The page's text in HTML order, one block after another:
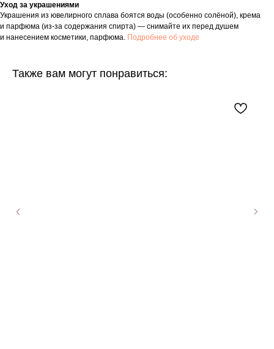
Уход за украшениями
Украшения из ювелирного сплава боятся воды (особенно солёной), крема
и парфюма (из-за содержания спирта) — снимайте их перед душем
и нанесением косметики, парфюма. Подробнее об уходе
Также вам могут понравиться: